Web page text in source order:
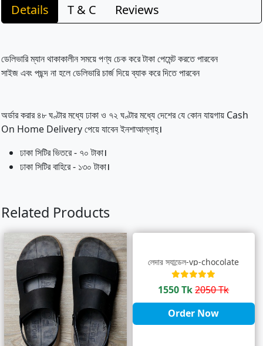
Details T & C Reviews
ডেলিভারি ম্যান থাকাকালীন সময়ে পণ্য চেক করে টাকা পেমেন্ট করতে পারবেন
সাইজ এবং পছন্দ না হলে ডেলিভারি চার্জ দিয়ে ব্যাক করে দিতে পারবেন
অর্ডার করার ৪৮ ঘণ্টার মধ্যে ঢাকা ও ৭২ ঘণ্টার মধ্যে দেশের যে কোন যায়গায় Cash
On Home Delivery পেয়ে যাবেন ইনশাআল্লাহ্‌।
ঢাকা সিটির ভিতরে - ৭০ টাকা।
ঢাকা সিটির বাহিরে - ১৩০ টাকা।
Related Products
লেদার স্যান্ডেল-vp-chocolate
1550 Tk2050 Tk
Order Now